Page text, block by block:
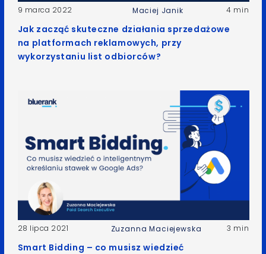
9 marca 2022 Maciej Janik 4 min
Jak zacząć skuteczne działania sprzedażowe
na platformach reklamowych, przy
wykorzystaniu list odbiorców?
28 lipca 2021 Zuzanna Maciejewska 3 min
Smart Bidding – co musisz wiedzieć